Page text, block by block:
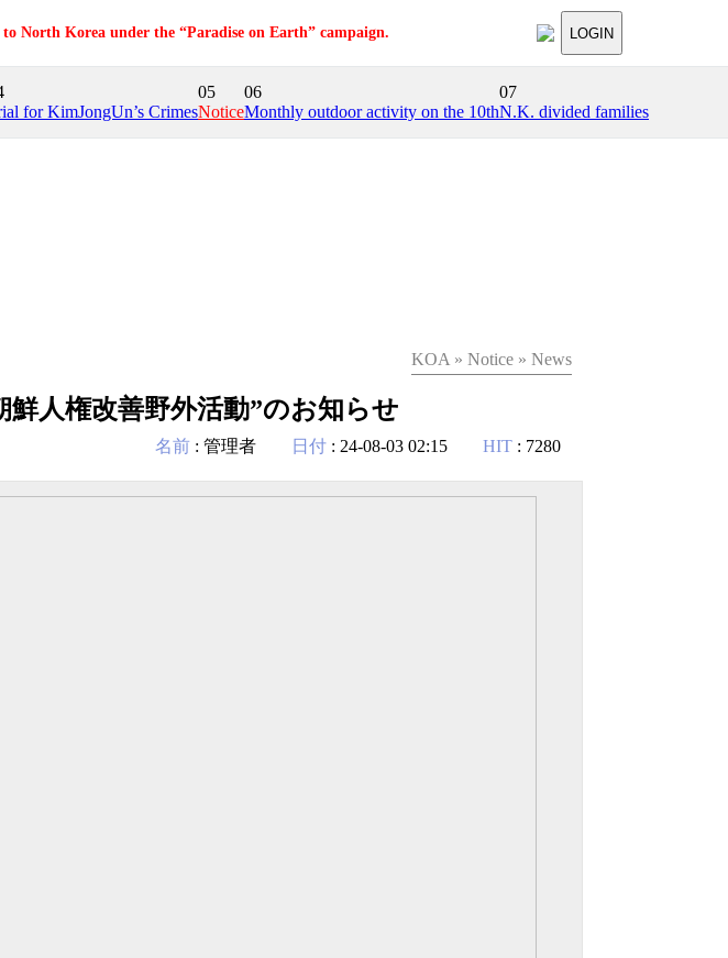
to North Korea under the “Paradise on Earth” campaign. LOGIN
for KimJongUn’s Crimes
05
Notice
06
Monthly outdoor activity on the 10th
07
N.K. divided families
KOA » Notice » News
鮮人権改善野外活動”のお知らせ
名前 : 管理者 日付 : 24-08-03 02:15 HIT : 7280